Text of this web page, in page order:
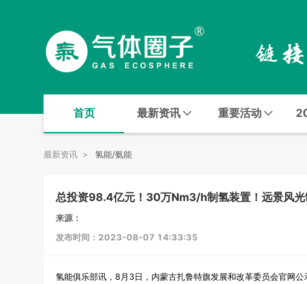
首页 最新资讯 重要活动
最新资讯 > 氢能/氨能
总投资98.4亿元！30万Nm3/h制氢装置！远景风光
来源：
发布时间：2023-08-07 14:33:35
氢能俱乐部讯，8月3日，内蒙古扎鲁特旗发展和改革委员会官网